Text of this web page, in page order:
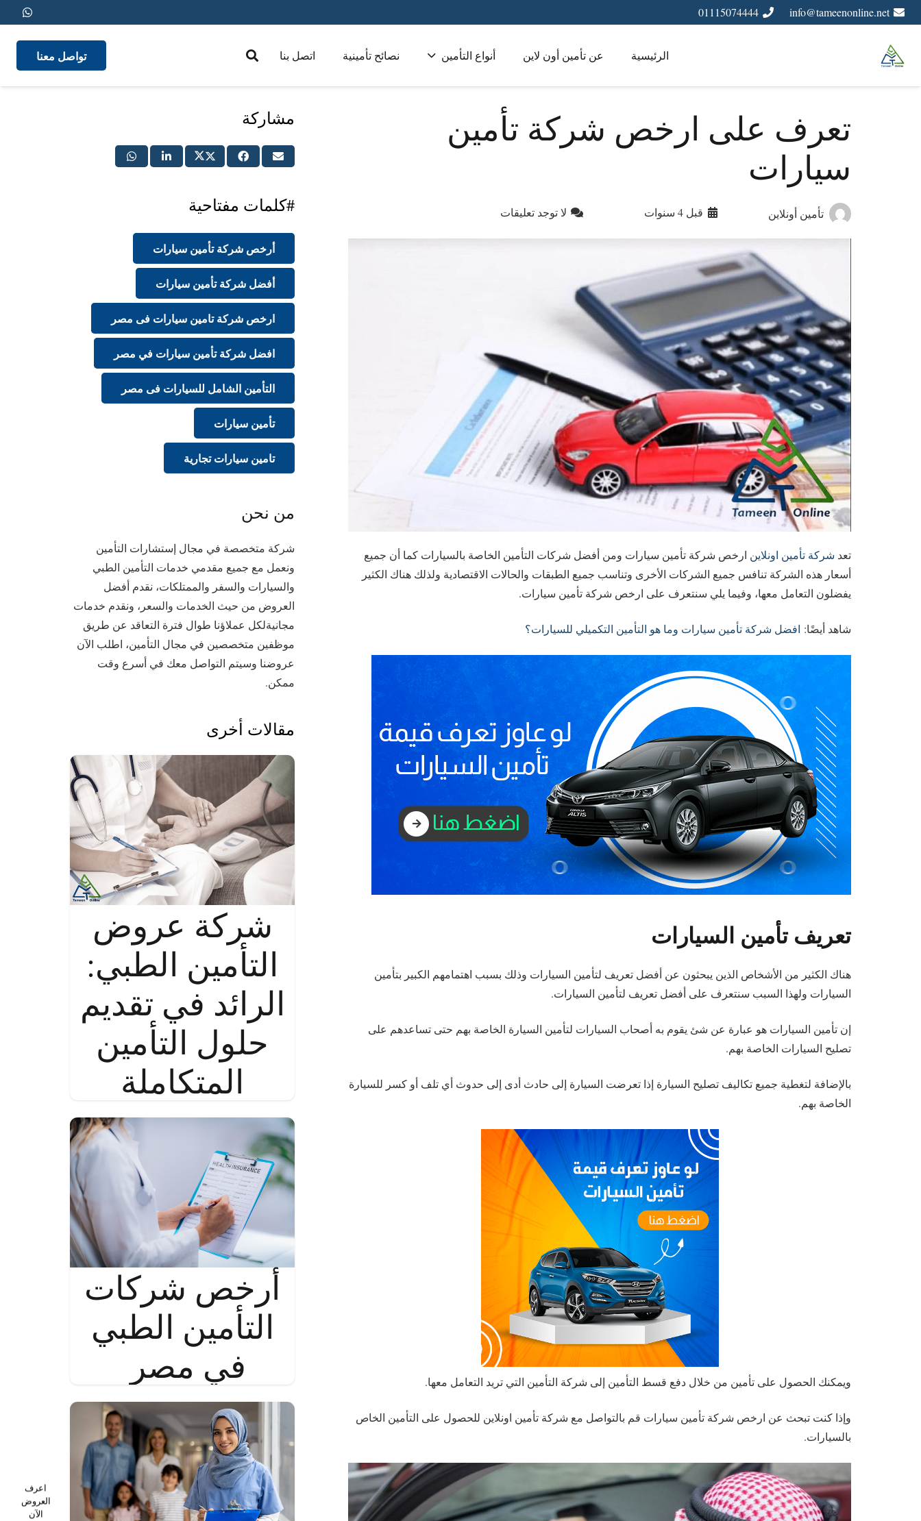
info@tameenonline.net
01115074444
الرئيسية عن تأمين أون لاين أنواع التأمين نصائح تأمينية اتصل بنا تواصل معنا
تعرف على ارخص شركة تأمين
سيارات
تأمين أونلاين قبل 4 سنوات لا توجد تعليقات
تعد شركة تأمين اونلاين ارخص شركة تأمين سيارات ومن أفضل شركات التأمين الخاصة بالسيارات كما أن جميع
أسعار هذه الشركة تنافس جميع الشركات الأخرى وتناسب جميع الطبقات والحالات الاقتصادية ولذلك هناك الكثير
يفضلون التعامل معها، وفيما يلي سنتعرف على ارخص شركة تأمين سيارات.
شاهد أيضًا: افضل شركة تأمين سيارات وما هو التأمين التكميلي للسيارات؟
تعريف تأمين السيارات
هناك الكثير من الأشخاص الذين يبحثون عن أفضل تعريف لتأمين السيارات وذلك بسبب اهتمامهم الكبير بتأمين
السيارات ولهذا السبب سنتعرف على أفضل تعريف لتأمين السيارات.
إن تأمين السيارات هو عبارة عن شئ يقوم به أصحاب السيارات لتأمين السيارة الخاصة بهم حتى تساعدهم على
تصليح السيارات الخاصة بهم.
بالإضافة لتغطية جميع تكاليف تصليح السيارة إذا تعرضت السيارة إلى حادث أدى إلى حدوث أي تلف أو كسر للسيارة
الخاصة بهم.
ويمكنك الحصول على تأمين من خلال دفع قسط التأمين إلى شركة التأمين التي تريد التعامل معها.
وإذا كنت تبحث عن ارخص شركة تأمين سيارات قم بالتواصل مع شركة تأمين اونلاين للحصول على التأمين الخاص
بالسيارات.
مشاركة
#كلمات مفتاحية
أرخص شركة تأمين سيارات
أفضل شركة تأمين سيارات
ارخص شركة تامين سيارات فى مصر
افضل شركة تأمين سيارات في مصر
التأمين الشامل للسيارات فى مصر
تأمين سيارات
تامين سيارات تجارية
من نحن
شركة متخصصة في مجال إستشارات التأمين
ونعمل مع جميع مقدمي خدمات التأمين الطبي
والسيارات والسفر والممتلكات، نقدم أفضل
العروض من حيث الخدمات والسعر، ونقدم خدمات
مجانيةلكل عملاؤنا طوال فترة التعاقد عن طريق
موظفين متخصصين في مجال التأمين، اطلب الآن
عروضنا وسيتم التواصل معك في أسرع وقت
ممكن.
مقالات أخرى
شركة عروض
التأمين الطبي:
الرائد في تقديم
حلول التأمين
المتكاملة
أرخص شركات
التأمين الطبي
في مصر
اعرف
العروض
الآن